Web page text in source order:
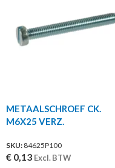
METAALSCHROEF CK.
M6X25 VERZ.
SKU: 84625P100
€ 0,13 Excl. BTW